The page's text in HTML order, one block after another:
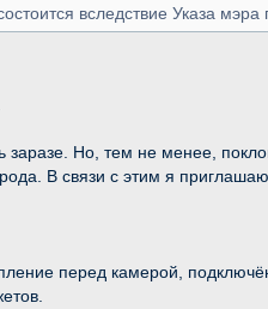
вследствие Указа мэра
Но, тем не менее,
В связи с этим я
перед камерой,